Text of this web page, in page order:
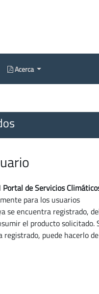
Acerca
Portal de Servicios
para los usuarios
se encuentra registrado,
el producto solicitado.
registrado, puede hacerlo de